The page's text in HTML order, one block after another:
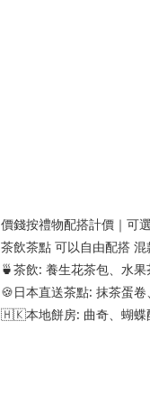
價錢按禮物配搭計價｜可
茶飲茶點 可以自由配搭 混
🍵茶飲: 養生花茶包、水
🍪日本直送茶點: 抹茶蛋
🇭🇰本地餅房: 曲奇、蝴蝶